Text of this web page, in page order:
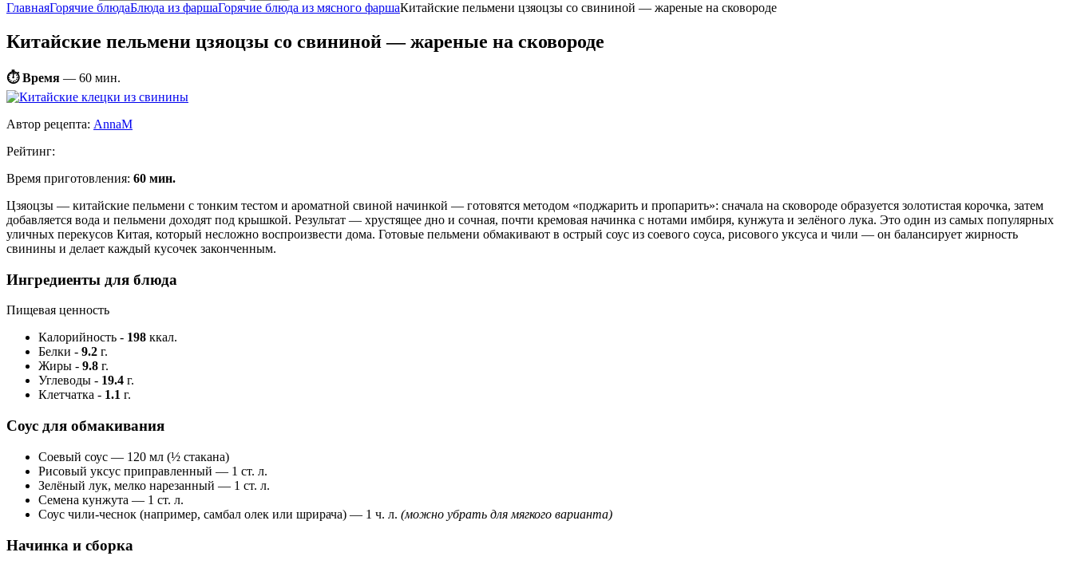
ГлавнаяГорячие блюдаБлюда из фаршаГорячие блюда из мясного фаршаКитайские пельмени цзяоцзы со свининой — жареные на сковороде
Китайские пельмени цзяоцзы со свининой — жареные на сковороде
⏱ Время — 60 мин.
Автор рецепта: AnnaM
Рейтинг:
Время приготовления: 60 мин.
Цзяоцзы — китайские пельмени с тонким тестом и ароматной свиной начинкой — готовятся методом «поджарить и пропарить»: сначала на сковороде образуется золотистая корочка, затем
добавляется вода и пельмени доходят под крышкой. Результат — хрустящее дно и сочная, почти кремовая начинка с нотами имбиря, кунжута и зелёного лука. Это один из самых популярных
уличных перекусов Китая, который несложно воспроизвести дома. Готовые пельмени обмакивают в острый соус из соевого соуса, рисового уксуса и чили — он балансирует жирность
свинины и делает каждый кусочек законченным.
Ингредиенты для блюда
Пищевая ценность
Калорийность - 198 ккал.
Белки - 9.2 г.
Жиры - 9.8 г.
Углеводы - 19.4 г.
Клетчатка - 1.1 г.
Соус для обмакивания
Соевый соус — 120 мл (½ стакана)
Рисовый уксус приправленный — 1 ст. л.
Зелёный лук, мелко нарезанный — 1 ст. л.
Семена кунжута — 1 ст. л.
Соус чили-чеснок (например, самбал олек или шрирача) — 1 ч. л. (можно убрать для мягкого варианта)
Начинка и сборка